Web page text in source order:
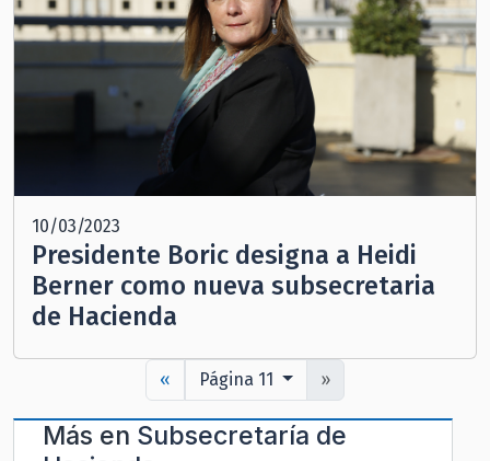
10/03/2023
Presidente Boric designa a Heidi
Berner como nueva subsecretaria
de Hacienda
« Página 11 »
Más en Subsecretaría de